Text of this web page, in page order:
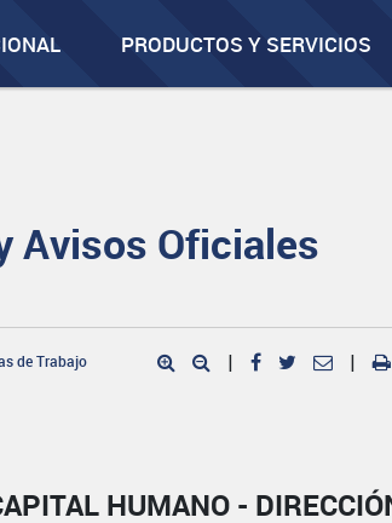
PRODUCTOS Y SERVICIOS
Avisos Oficiales
de Trabajo
| |
HUMANO -